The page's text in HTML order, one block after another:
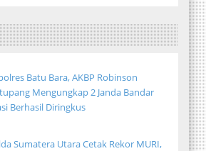
Batu Bara, AKBP Robinson
Mengungkap 2 Janda Bandar
Berhasil Diringkus
Sumatera Utara Cetak Rekor MURI,